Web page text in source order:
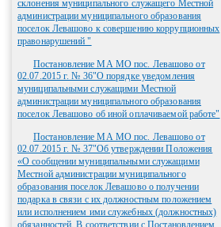
склонения муниципального служащего Местной
администрации муниципального образования
поселок Левашово к совершению коррупционных
правонарушений "
Постановление МА МО пос. Левашово от
02.07.2015 г. № 36"О порядке уведомления
муниципальными служащими Местной
администрации муниципального образования
поселок Левашово об иной оплачиваемой работе"
Постановление МА МО пос. Левашово от
02.07.2015 г. № 37"Об утверждении Положения
«О сообщении муниципальными служащими
Местной администрации муниципального
образования поселок Левашово о получении
подарка в связи с их должностным положением
или исполнением ими служебных (должностных)